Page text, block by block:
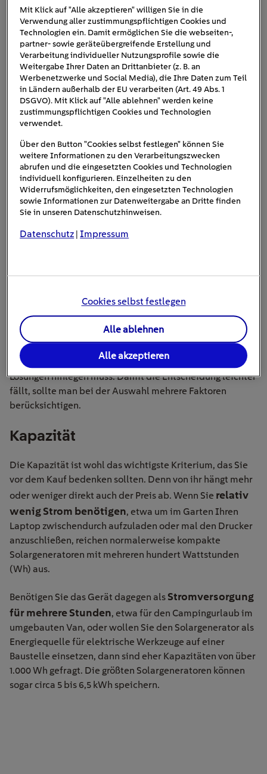
Kofferraum des Autos transportieren . Das liegt daran,
dass sich die meisten Modelle einfach
zusammenklappen lassen.
Solargeneratoren sind ideal fürs Campen und für alle, die gern in
Wer sich für Solargeneratoren interessiert, findet
diverse Modelle in den verschiedensten
Preisklassen . Die Spanne reicht von rund 500 Euro bis zu
mehreren Zehntausend Euro, die man für Hightech-
Lösungen hinlegen muss. Damit die Entscheidung leichter
fällt, sollte man bei der Auswahl mehrere Faktoren
berücksichtigen.
Kapazität
Die Kapazität ist wohl das wichtigste Kriterium, das Sie
vor dem Kauf bedenken sollten. Denn von ihr hängt mehr
oder weniger direkt auch der Preis ab. Wenn Sie relativ
wenig Strom benötigen, etwa um im Garten Ihren
Laptop zwischendurch aufzuladen oder mal den Drucker
anzuschließen, reichen normalerweise kompakte
Solargeneratoren mit mehreren hundert Wattstunden
(Wh) aus.
Benötigen Sie das Gerät dagegen als Stromversorgung
für mehrere Stunden, etwa für den Campingurlaub im
umgebauten Van, oder wollen Sie den Solargenerator als
Energiequelle für elektrische Werkzeuge auf einer
Baustelle einsetzen, dann sind eher Kapazitäten von über
1.000 Wh gefragt. Die größten Solargeneratoren können
sogar circa 5 bis 6,5 kWh speichern.
Mit Klick auf "Alle akzeptieren" willigen Sie in die
Verwendung aller zustimmungspflichtigen Cookies und
Technologien ein. Damit ermöglichen Sie die webseiten-,
partner- sowie geräteübergreifende Erstellung und
Verarbeitung individueller Nutzungsprofile sowie die
Weitergabe Ihrer Daten an Drittanbieter (z. B. an
Werbenetzwerke und Social Media), die Ihre Daten zum Teil
in Ländern außerhalb der EU verarbeiten (Art. 49 Abs. 1
DSGVO). Mit Klick auf "Alle ablehnen" werden keine
zustimmungspflichtigen Cookies und Technologien
verwendet.
Über den Button "Cookies selbst festlegen" können Sie
weitere Informationen zu den Verarbeitungszwecken
abrufen und die eingesetzten Cookies und Technologien
individuell konfigurieren. Einzelheiten zu den
Widerrufsmöglichkeiten, den eingesetzten Technologien
sowie Informationen zur Datenweitergabe an Dritte finden
Sie in unseren Datenschutzhinweisen.
Datenschutz |Impressum
Cookies selbst festlegen
Alle ablehnen
Alle akzeptieren